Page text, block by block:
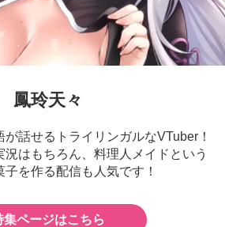
鳳玲天々
話せるトライリンガルなVTuber！
はもちろん、料理人メイドという
を作る配信も人気です！
集ページはこちら